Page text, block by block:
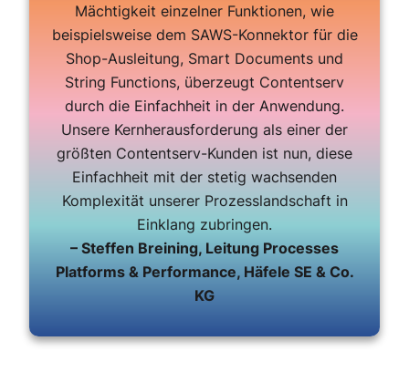
Mächtigkeit einzelner Funktionen, wie
beispielsweise dem SAWS-Konnektor für die
Shop-Ausleitung, Smart Documents und
String Functions, überzeugt Contentserv
durch die Einfachheit in der Anwendung.
Unsere Kernherausforderung als einer der
größten Contentserv-Kunden ist nun, diese
Einfachheit mit der stetig wachsenden
Komplexität unserer Prozesslandschaft in
Einklang zubringen.
– Steffen Breining, Leitung Processes
Platforms & Performance, Häfele SE & Co.
KG